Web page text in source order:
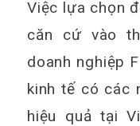
Việc lựa chọn
căn cứ vào
doanh nghiệp
kinh tế có các
hiệu quả tại